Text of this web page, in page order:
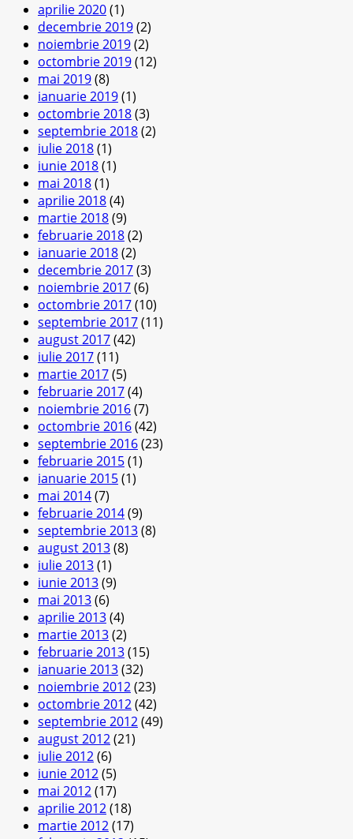
aprilie 2020(1)
decembrie 2019(2)
noiembrie 2019(2)
octombrie 2019(12)
mai 2019(8)
ianuarie 2019(1)
octombrie 2018(3)
septembrie 2018(2)
iulie 2018(1)
iunie 2018(1)
mai 2018(1)
aprilie 2018(4)
martie 2018(9)
februarie 2018(2)
ianuarie 2018(2)
decembrie 2017(3)
noiembrie 2017(6)
octombrie 2017(10)
septembrie 2017(11)
august 2017(42)
iulie 2017(11)
martie 2017(5)
februarie 2017(4)
noiembrie 2016(7)
octombrie 2016(42)
septembrie 2016(23)
februarie 2015(1)
ianuarie 2015(1)
mai 2014(7)
februarie 2014(9)
septembrie 2013(8)
august 2013(8)
iulie 2013(1)
iunie 2013(9)
mai 2013(6)
aprilie 2013(4)
martie 2013(2)
februarie 2013(15)
ianuarie 2013(32)
noiembrie 2012(23)
octombrie 2012(42)
septembrie 2012(49)
august 2012(21)
iulie 2012(6)
iunie 2012(5)
mai 2012(17)
aprilie 2012(18)
martie 2012(17)